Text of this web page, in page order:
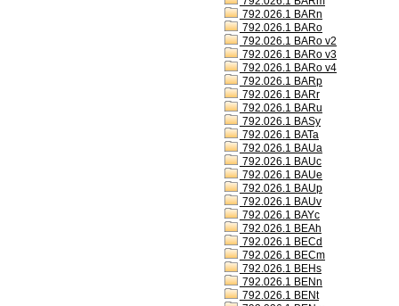
792.026.1 BARn
792.026.1 BARo
792.026.1 BARo v2
792.026.1 BARo v3
792.026.1 BARo v4
792.026.1 BARp
792.026.1 BARr
792.026.1 BARu
792.026.1 BASy
792.026.1 BATa
792.026.1 BAUa
792.026.1 BAUc
792.026.1 BAUe
792.026.1 BAUp
792.026.1 BAUv
792.026.1 BAYc
792.026.1 BEAh
792.026.1 BECd
792.026.1 BECm
792.026.1 BEHs
792.026.1 BENn
792.026.1 BENt